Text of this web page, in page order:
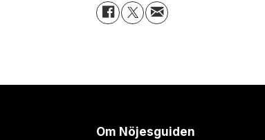
Om Nöjesguiden